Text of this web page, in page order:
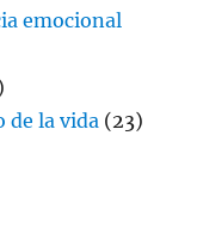
emocional
de la vida (23)